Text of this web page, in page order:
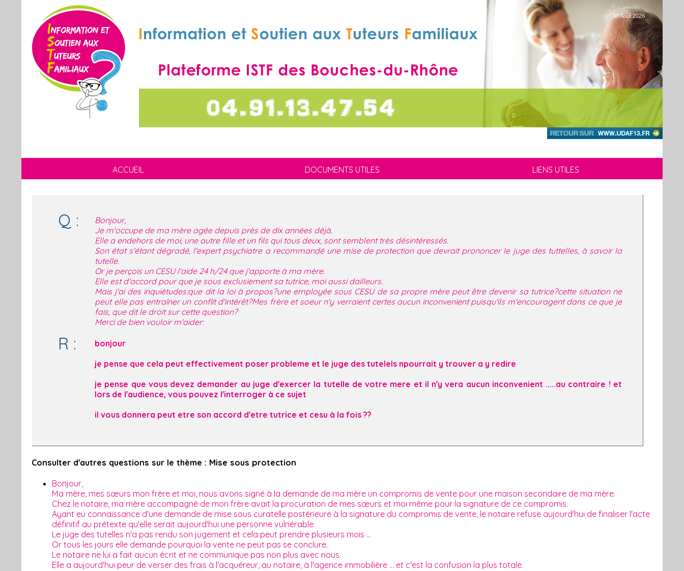
08 Août 2026
ACCUEIL DOCUMENTS UTILES LIENS UTILES
Q :
Bonjour,
Je m'occupe de ma mère agée depuis près de dix années déjà.
Elle a endehors de moi, une autre fille et un fils qui tous deux, sont semblent très désintéressés.
Son état s'étant dégradé, l'expert psychiatre a recommandé une mise de protection que devrait prononcer le juge des tuttelles, à savoir la
tutelle.
Or je perçois un CESU l'aide 24 h/24 que j'apporte à ma mère.
Elle est d'accord pour que je sous exclusiement sa tutrice, moi aussi dailleurs.
Mais j'ai des inquiétudes:que dit la loi à propos?une employée sous CESU de sa propre mère peut être devenir sa tutrice?cette situation ne
peut elle pas entraîner un conflit d'intérêt?Mes frère et soeur n'y verraient certes aucun inconvenient puisqu'ils m'encouragent dans ce que je
fais, que dit le droit sur cette question?
Merci de bien vouloir m'aider:
R :
bonjour
je pense que cela peut effectivement poser probleme et le juge des tutelels npourrait y trouver a y redire
je pense que vous devez demander au juge d'exercer la tutelle de votre mere et il n'y vera aucun inconvenient .....au contraire ! et
lors de l'audience, vous pouvez l'interroger à ce sujet
il vous donnera peut etre son accord d'etre tutrice et cesu à la fois ??
Consulter d'autres questions sur le thème : Mise sous protection
Bonjour,
Ma mère, mes sœurs mon frère et moi, nous avons signé à la demande de ma mère un compromis de vente pour une maison secondaire de ma mère.
Chez le notaire, ma mère accompagné de mon frère avait la procuration de mes sœurs et moi même pour la signature de ce compromis.
Ayant eu connaissance d'une demande de mise sous curatelle postérieure à la signature du compromis de vente, le notaire refuse aujourd'hui de finaliser l'acte
définitif au prétexte qu'elle serait aujourd'hui une personne vulnérable
Le juge des tutelles n'a pas rendu son jugement et cela peut prendre plusieurs mois ...
Or tous les jours elle demande pourquoi la vente ne peut pas se conclure.
Le notaire ne lui a fait aucun écrit et ne communique pas non plus avec nous.
Elle a aujourd'hui peur de verser des frais à l'acquéreur, au notaire, à l'agence immobilière ... et c'est la confusion la plus totale.